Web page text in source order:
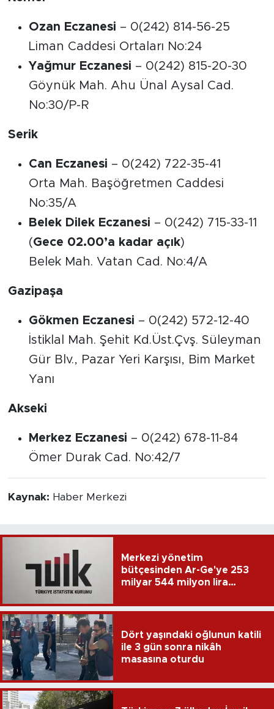
Ozan Eczanesi – 0(242) 814-56-25
Liman Caddesi Ortaları No:24
Yağmur Eczanesi – 0(242) 815-20-30
Göynük Mah. Ahu Ünal Aysal Cad.
No:30/P-R
Serik
Can Eczanesi – 0(242) 722-35-41
Orta Mah. Başöğretmen Caddesi
No:35/A
Belek Dilek Eczanesi – 0(242) 715-33-11
(Gece 02.00’a kadar açık)
Belek Mah. Vatan Cad. No:4/A
Gazipaşa
Gökmen Eczanesi – 0(242) 572-12-40
İstiklal Mah. Şehit Kd.Üst.Çvş. Süleyman
Gür Blv., Pazar Yeri Karşısı, Bim Market
Yanı
Akseki
Merkez Eczanesi – 0(242) 678-11-84
Ömer Durak Cad. No:42/7
Kaynak: Haber Merkezi
Merkezi yönetim
bütçesinden Ar-Ge'ye 253
milyar 544 milyon lira
Dört yaşındaki oğlunun katili
ile 3 gün sonra nikâh
masasına oturdu